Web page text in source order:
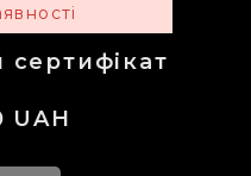
UAH